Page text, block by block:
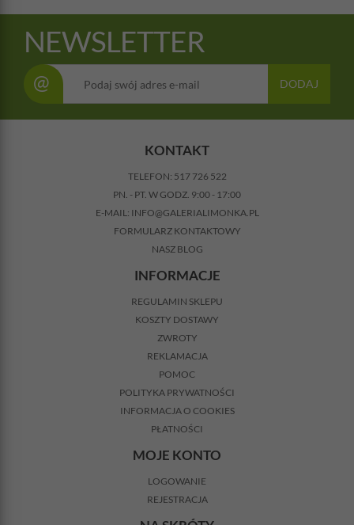
NEWSLETTER
@ DODAJ
KONTAKT
TELEFON: 517 726 522
PN. - PT. W GODZ. 9:00 - 17:00
E-MAIL: INFO@GALERIALIMONKA.PL
FORMULARZ KONTAKTOWY
NASZ BLOG
INFORMACJE
REGULAMIN SKLEPU
KOSZTY DOSTAWY
ZWROTY
REKLAMACJA
POMOC
POLITYKA PRYWATNOŚCI
INFORMACJA O COOKIES
PŁATNOŚCI
MOJE KONTO
LOGOWANIE
REJESTRACJA